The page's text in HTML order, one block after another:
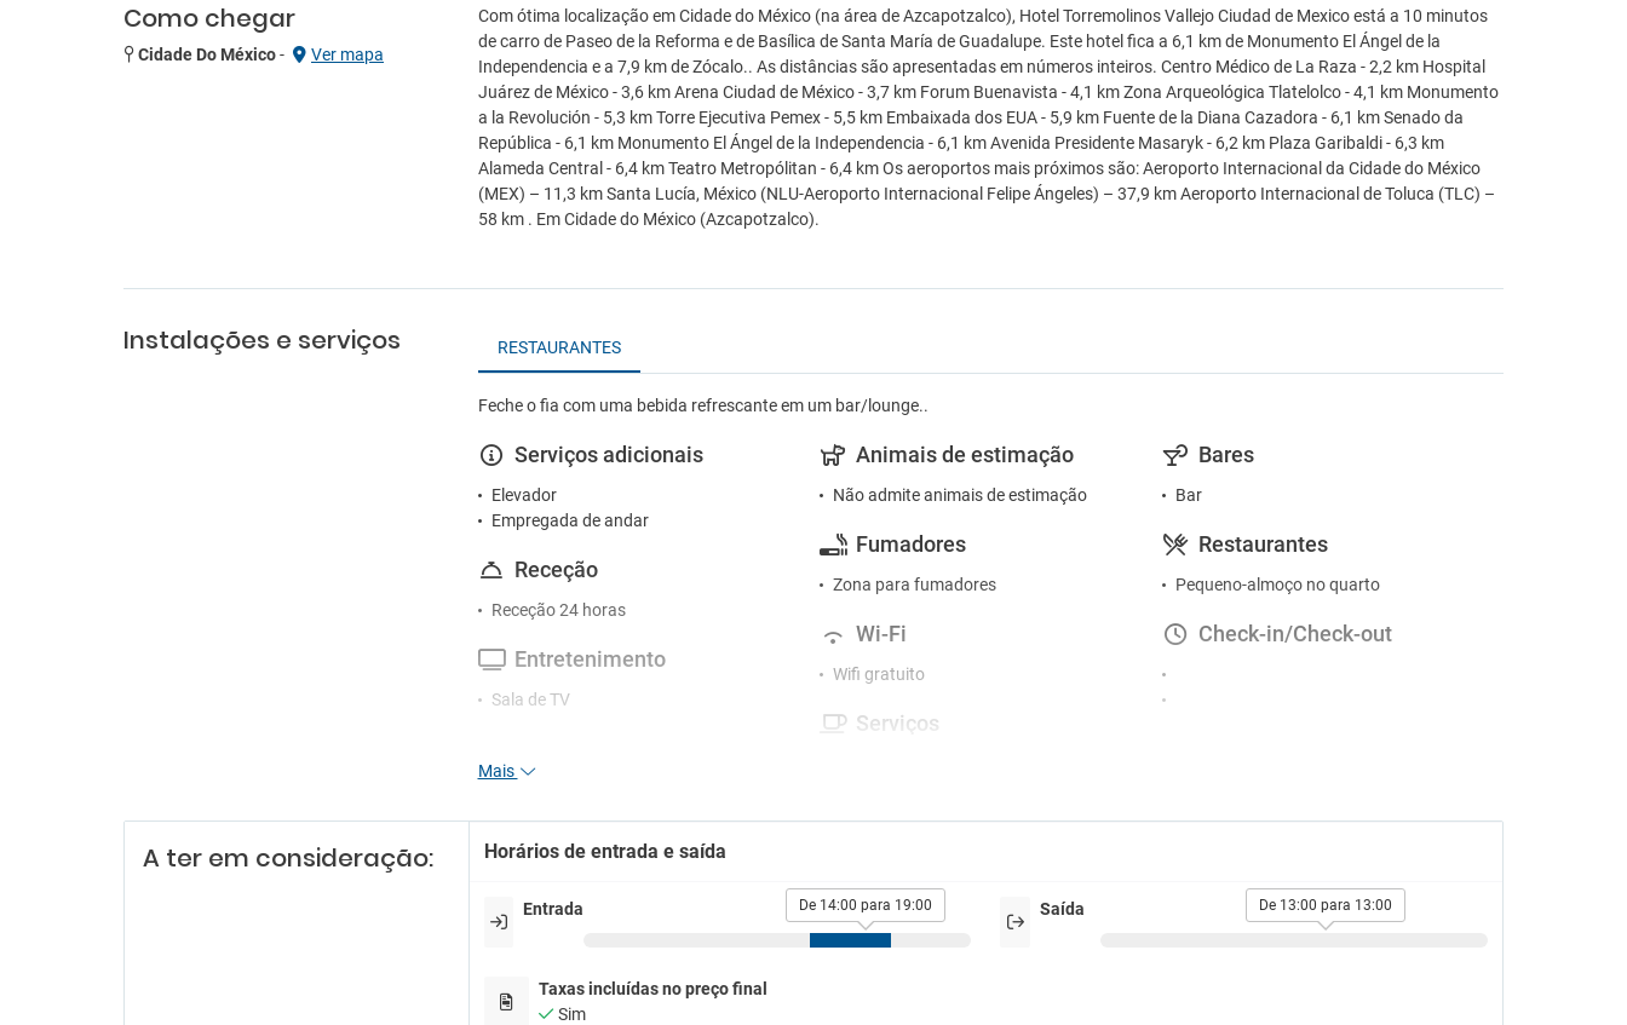
Como chegar
Cidade Do México- Ver mapa
Com ótima localização em Cidade do México (na área de Azcapotzalco), Hotel Torremolinos Vallejo Ciudad de Mexico está a 10 minutos
de carro de Paseo de la Reforma e de Basílica de Santa María de Guadalupe. Este hotel fica a 6,1 km de Monumento El Ángel de la
Independencia e a 7,9 km de Zócalo.. As distâncias são apresentadas em números inteiros. Centro Médico de La Raza - 2,2 km Hospital
Juárez de México - 3,6 km Arena Ciudad de México - 3,7 km Forum Buenavista - 4,1 km Zona Arqueológica Tlatelolco - 4,1 km Monumento
a la Revolución - 5,3 km Torre Ejecutiva Pemex - 5,5 km Embaixada dos EUA - 5,9 km Fuente de la Diana Cazadora - 6,1 km Senado da
República - 6,1 km Monumento El Ángel de la Independencia - 6,1 km Avenida Presidente Masaryk - 6,2 km Plaza Garibaldi - 6,3 km
Alameda Central - 6,4 km Teatro Metropólitan - 6,4 km Os aeroportos mais próximos são: Aeroporto Internacional da Cidade do México
(MEX) – 11,3 km Santa Lucía, México (NLU-Aeroporto Internacional Felipe Ángeles) – 37,9 km Aeroporto Internacional de Toluca (TLC) –
58 km . Em Cidade do México (Azcapotzalco).
Instalações e serviços RESTAURANTES
Feche o fia com uma bebida refrescante em um bar/lounge..
Serviços adicionais
Elevador
Empregada de andar
Receção
Receção 24 horas
Entretenimento
Sala de TV
Transporte shuttle
Transfer para o aeroporto
Animais de estimação
Não admite animais de estimação
Fumadores
Zona para fumadores
Wi-Fi
Wifi gratuito
Serviços
Serviço de quartos
Bares
Bar
Restaurantes
Pequeno-almoço no quarto
Check-in/Check-out
Mais
A ter em consideração: Horários de entrada e saída
Entrada De 14:00 para 19:00 Saída De 13:00 para 13:00
Taxas incluídas no preço final
Sim